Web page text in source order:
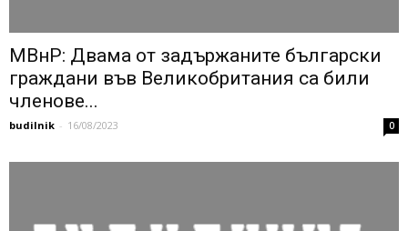
МВнР: Двама от задържаните български
граждани във Великобритания са били
членове...
budilnik - 16/08/2023 0